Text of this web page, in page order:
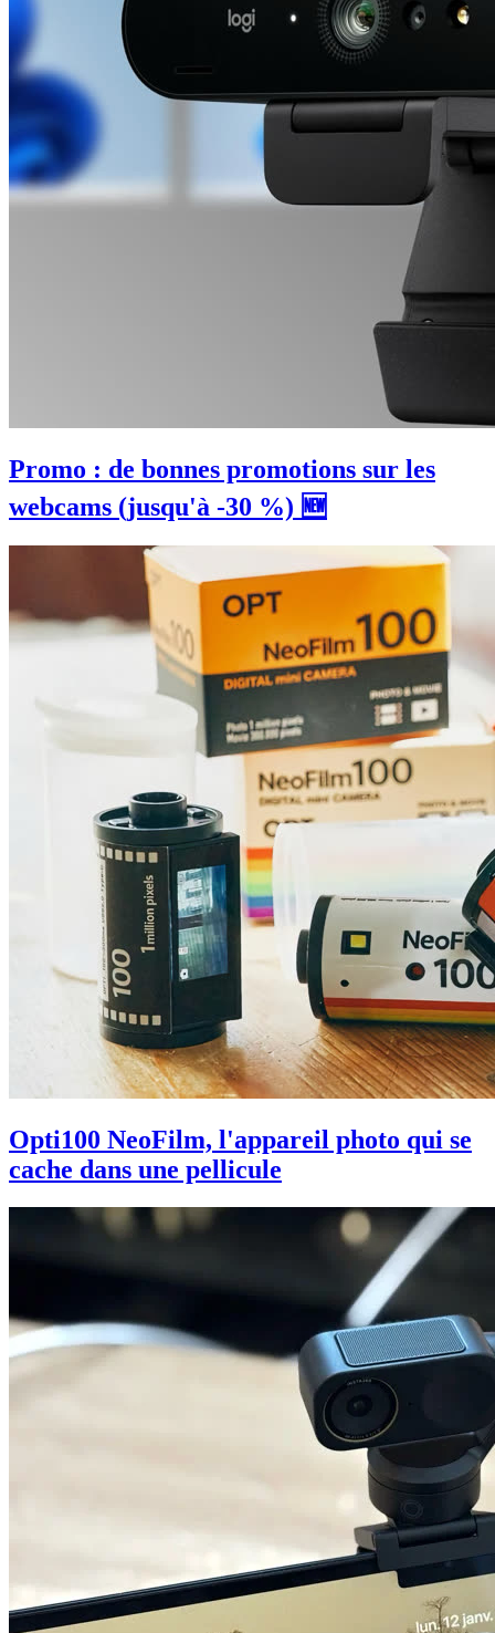
Promo : de bonnes promotions sur les
webcams (jusqu'à -30 %) 🆕
Opti100 NeoFilm, l'appareil photo qui se
cache dans une pellicule